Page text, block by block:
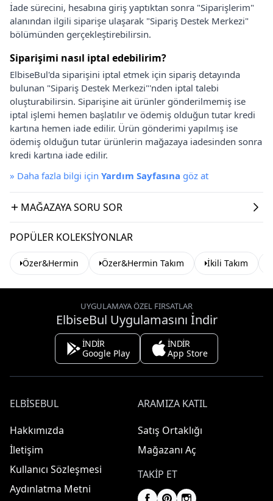
İade sürecini, hesabına giriş yaptıktan sonra "Siparişlerim"
alanından ilgili siparişe ulaşarak "Sipariş Destek Merkezi"
bölümünden gerçekleştirebilirsin.
Siparişimi nasıl iptal edebilirim?
ElbiseBul'da siparişini iptal etmek için sipariş detayında
bulunan "Sipariş Destek Merkezi"'nden iptal talebi
oluşturabilirsin. Siparişine ait ürünler gönderilmemiş ise
iptal işlemi hemen başlatılır ve ödemiş olduğun tutar kredi
kartına hemen iade edilir. Ürün gönderimi yapılmış ise
ödemiş olduğun tutar ürünlerin mağazaya iadesinden sonra
kredi kartına iade edilir.
» Daha fazla bilgi için Yardım Sayfasına göz at
MAĞAZAYA SORU SOR
POPÜLER KOLEKSIYONLAR
Özer&Hermin Özer&Hermin Takım İkili Takım
UYGULAMAYA ÖZEL FIRSATLAR
ElbiseBul Uygulamasını İndir
İNDİR
Google Play
İNDİR
App Store
ELBISEBUL
Hakkımızda
İletişim
Kullanıcı Sözleşmesi
Aydınlatma Metni
ARAMIZA KATIL
Satış Ortaklığı
Mağazanı Aç
TAKIP ET